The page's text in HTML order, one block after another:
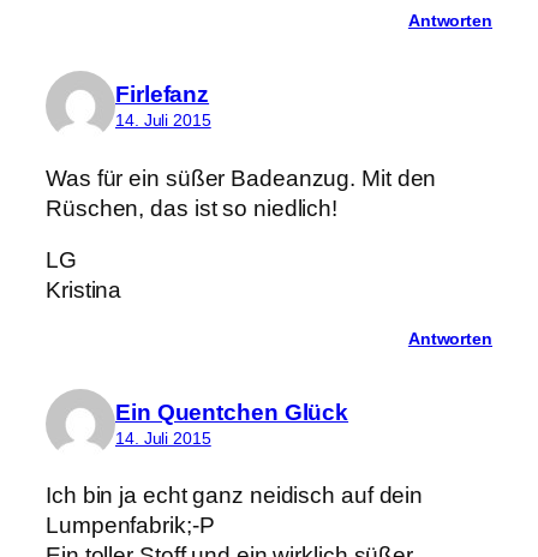
Antworten
Firlefanz
14. Juli 2015
Was für ein süßer Badeanzug. Mit den
Rüschen, das ist so niedlich!
LG
Kristina
Antworten
Ein Quentchen Glück
14. Juli 2015
Ich bin ja echt ganz neidisch auf dein
Lumpenfabrik;-P